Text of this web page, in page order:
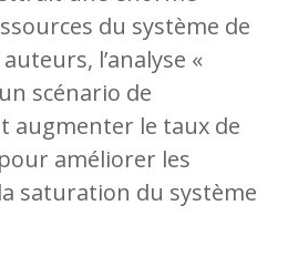
du système de
l’analyse «
scénario de
augmenter le taux de
améliorer les
saturation du système